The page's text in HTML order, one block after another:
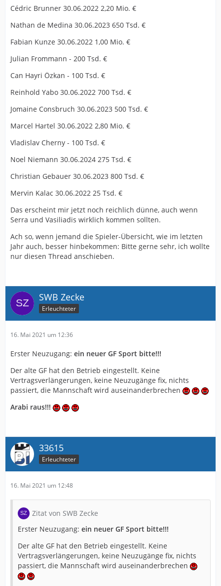
Cédric Brunner 30.06.2022 2,20 Mio. €
Nathan de Medina 30.06.2023 650 Tsd. €
Fabian Kunze 30.06.2022 1,00 Mio. €
Julian Frommann - 200 Tsd. €
Can Hayri Özkan - 100 Tsd. €
Reinhold Yabo 30.06.2022 700 Tsd. €
Jomaine Consbruch 30.06.2023 500 Tsd. €
Marcel Hartel 30.06.2022 2,80 Mio. €
Vladislav Cherny - 100 Tsd. €
Noel Niemann 30.06.2024 275 Tsd. €
Christian Gebauer 30.06.2023 800 Tsd. €
Mervin Kalac 30.06.2022 25 Tsd. €
Das erscheint mir jetzt noch reichlich dünne, auch wenn
Serra und Vasiliadis wirklich kommen sollten.
Ach so, wenn jemand die Spieler-Übersicht, wie im letzten
Jahr auch, besser hinbekommen: Bitte gerne sehr, ich wollte
nur diesen Thread anschieben.
SWB Zecke
Erleuchteter
16. Mai 2021 um 12:36
Erster Neuzugang: ein neuer GF Sport bitte!!!
Der alte GF hat den Betrieb eingestellt. Keine
Vertragsverlängerungen, keine Neuzugänge fix, nichts
passiert, die Mannschaft wird auseinanderbrechen
Arabi raus!!!
33615
Erleuchteter
16. Mai 2021 um 12:48
Zitat von SWB Zecke
Erster Neuzugang: ein neuer GF Sport bitte!!!
Der alte GF hat den Betrieb eingestellt. Keine
Vertragsverlängerungen, keine Neuzugänge fix, nichts
passiert, die Mannschaft wird auseinanderbrechen